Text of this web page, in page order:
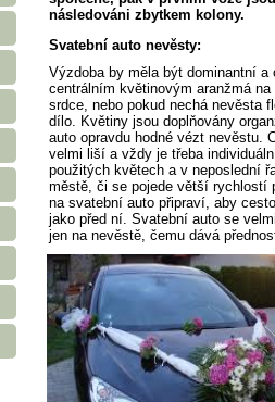
následováni zbytkem kolony.
Svatební auto nevěsty:
Výzdoba by měla být dominantní
centrálním květinovým aranžmá
srdce, nebo pokud nechá nevěsta
dílo. Květiny jsou doplňovány
auto opravdu hodné vézt nevěstu.
velmi liší a vždy je třeba
použitých květech a v neposlední
městě, či se pojede větší rychlostí
na svatební auto připraví, aby
jako před ní. Svatební auto se
jen na nevěstě, čemu dává